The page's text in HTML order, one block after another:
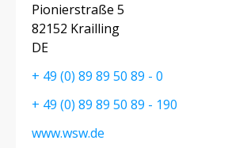
Pionierstraße 5
82152 Krailling
DE
+ 49 (0) 89 89 50 89 - 0
+ 49 (0) 89 89 50 89 - 190
www.wsw.de